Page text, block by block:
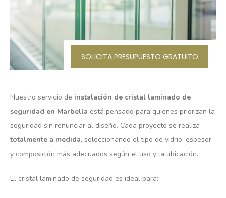
SOLICITA PRESUPUESTO GRATUITO
Nuestro servicio de instalación de cristal laminado de
seguridad en Marbella está pensado para quienes priorizan la
seguridad sin renunciar al diseño. Cada proyecto se realiza
totalmente a medida, seleccionando el tipo de vidrio, espesor
y composición más adecuados según el uso y la ubicación.
El cristal laminado de seguridad es ideal para: